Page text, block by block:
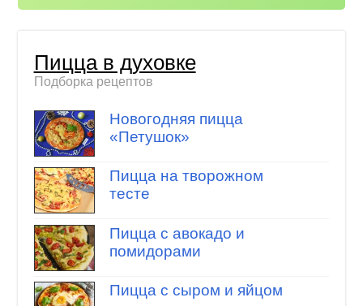
Пицца в духовке
Подборка рецептов
Новогодняя пицца
«Петушок»
Пицца на творожном
тесте
Пицца с авокадо и
помидорами
Пицца с сыром и яйцом